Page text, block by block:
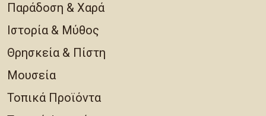
Παράδοση & Χαρά
Ιστορία & Μύθος
Θρησκεία & Πίστη
Μουσεία
Τοπικά Προϊόντα